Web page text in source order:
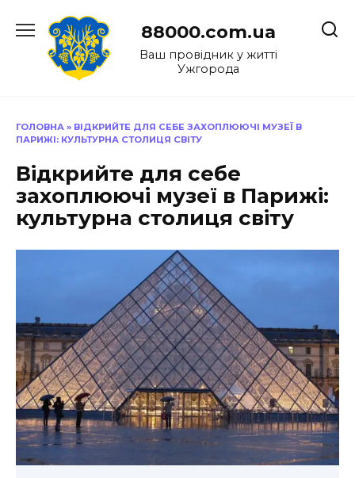
до
88000.com.ua
Ваш провідник у житті
Ужгорода
ГОЛОВНА » ВІДКРИЙТЕ ДЛЯ СЕБЕ ЗАХОПЛЮЮЧІ МУЗЕЇ В
ПАРИЖІ: КУЛЬТУРНА СТОЛИЦЯ СВІТУ
Відкрийте для себе
захоплюючі музеї в Парижі:
культурна столиця світу